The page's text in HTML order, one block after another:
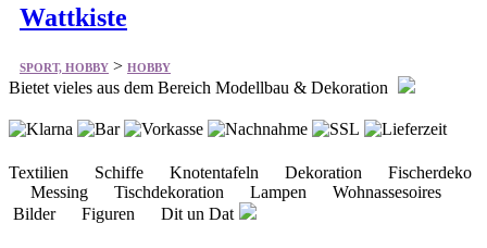
Wattkiste
SPORT, HOBBY > HOBBY
Bietet vieles aus dem Bereich Modellbau & Dekoration
Textilien Schiffe Knotentafeln Dekoration Fischerdeko
Messing Tischdekoration Lampen Wohnassesoires
Bilder Figuren Dit un Dat